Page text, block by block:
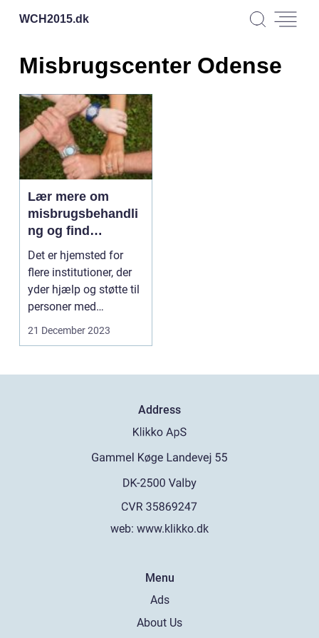
WCH2015.dk
Misbrugscenter Odense
Lær mere om
misbrugsbehandli
ng og find
rusmiddelcenter i
Odense
Det er hjemsted for
flere institutioner, der
yder hjælp og støtte til
personer med
afhængighedsprobl...
21 December 2023
Address
web: www.klikko.dk
Menu
Ads
About Us